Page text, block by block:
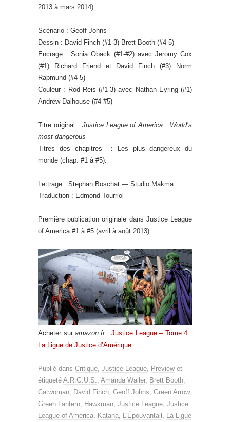
2013 à mars 2014).
Scénario : Geoff Johns
Dessin : David Finch (#1-3) Brett Booth (#4-5)
Encrage : Sonia Oback (#1-#2) avec Jeromy Cox
(#1) Richard Friend et David Finch (#3) Norm
Rapmund (#4-5)
Couleur : Rod Reis (#1-3) avec Nathan Eyring (#1)
Andrew Dalhouse (#4-#5)
Titre original : Justice League of America : World’s
most dangerous
Titres des chapitres : Les plus dangereux du
monde (chap. #1 à #5).
Lettrage : Stephan Boschat — Studio Makma
Traduction : Edmond Tourriol
Première publication originale dans Justice League
of America #1 à #5 (avril à août 2013).
Acheter suramazon.fr:Justice League – Tome 4 :
La Ligue de Justice d’Amérique
Publié dans Critique, Justice League, Previewet
étiqueté A.R.G.U.S., Amanda Waller, Brett Booth,
Catwoman, David Finch, Geoff Johns, Green Arrow,
Green Lantern, Hawkman, Justice League, Justice
League of America, Katana, L'Épouvantail , La Ligue